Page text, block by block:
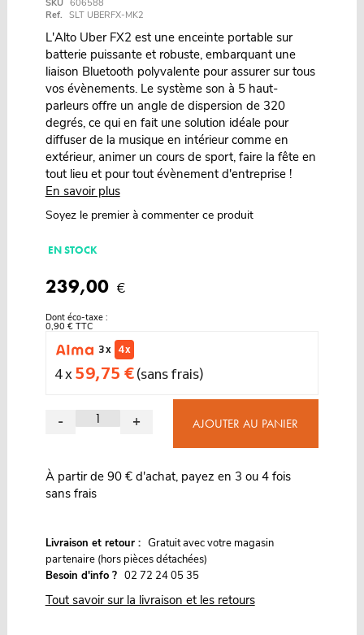
SKU 606588
Ref. SLT UBERFX-MK2
L'Alto Uber FX2 est une enceinte portable sur
batterie puissante et robuste, embarquant une
liaison Bluetooth polyvalente pour assurer sur tous
vos évènements. Le système son à 5 haut-
parleurs offre un angle de dispersion de 320
degrés, ce qui en fait une solution idéale pour
diffuser de la musique en intérieur comme en
extérieur, animer un cours de sport, faire la fête en
tout lieu et pour tout évènement d'entreprise !
En savoir plus
Soyez le premier à commenter ce produit
EN STOCK
239,00 €
Dont éco-taxe :
0,90 € TTC
3 x
4 x
4 x 59,75 €(sans frais)
- + AJOUTER AU PANIER
À partir de 90 € d'achat, payez en 3 ou 4 fois
sans frais
Livraison et retour : Gratuit avec votre magasin
partenaire (hors pièces détachées)
Besoin d'info ? 02 72 24 05 35
Tout savoir sur la livraison et les retours